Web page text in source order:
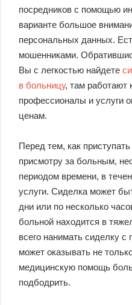
посредников с помощью
варианте большое
персональных данных.
мошенниками.
Вы с легкостью найдете
в больницу, там работают
профессионалы и услуги
ценам.
Перед тем, как
присмотру за больным,
периодом времени, в
услуги. Сиделка может
дни или по несколько
больной находится в
всего нанимать сиделку
может оказывать не
медицинскую помощь
подбодрить.